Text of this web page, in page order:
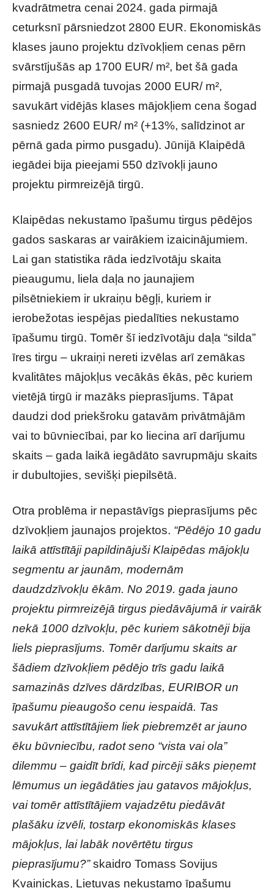
kvadrātmetra cenai 2024. gada pirmajā
ceturksnī pārsniedzot 2800 EUR. Ekonomiskās
klases jauno projektu dzīvokļiem cenas pērn
svārstījušās ap 1700 EUR/ m², bet šā gada
pirmajā pusgadā tuvojas 2000 EUR/ m²,
savukārt vidējās klases mājokļiem cena šogad
sasniedz 2600 EUR/ m² (+13%, salīdzinot ar
pērnā gada pirmo pusgadu). Jūnijā Klaipēdā
iegādei bija pieejami 550 dzīvokļi jauno
projektu pirmreizējā tirgū.
Klaipēdas nekustamo īpašumu tirgus pēdējos
gados saskaras ar vairākiem izaicinājumiem.
Lai gan statistika rāda iedzīvotāju skaita
pieaugumu, liela daļa no jaunajiem
pilsētniekiem ir ukraiņu bēgļi, kuriem ir
ierobežotas iespējas piedalīties nekustamo
īpašumu tirgū. Tomēr šī iedzīvotāju daļa “silda”
īres tirgu – ukraiņi nereti izvēlas arī zemākas
kvalitātes mājokļus vecākās ēkās, pēc kuriem
vietējā tirgū ir mazāks pieprasījums. Tāpat
daudzi dod priekšroku gatavām privātmājām
vai to būvniecībai, par ko liecina arī darījumu
skaits – gada laikā iegādāto savrupmāju skaits
ir dubultojies, sevišķi piepilsētā.
Otra problēma ir nepastāvīgs pieprasījums pēc
dzīvokļiem jaunajos projektos. “Pēdējo 10 gadu
laikā attīstītāji papildinājuši Klaipēdas mājokļu
segmentu ar jaunām, modernām
daudzdzīvokļu ēkām. No 2019. gada jauno
projektu pirmreizējā tirgus piedāvājumā ir vairāk
nekā 1000 dzīvokļu, pēc kuriem sākotnēji bija
liels pieprasījums. Tomēr darījumu skaits ar
šādiem dzīvokļiem pēdējo trīs gadu laikā
samazinās dzīves dārdzības, EURIBOR un
īpašumu pieaugošo cenu iespaidā. Tas
savukārt attīstītājiem liek piebremzēt ar jauno
ēku būvniecību, radot seno “vista vai ola”
dilemmu – gaidīt brīdi, kad pircēji sāks pieņemt
lēmumus un iegādāties jau gatavos mājokļus,
vai tomēr attīstītājiem vajadzētu piedāvāt
plašāku izvēli, tostarp ekonomiskās klases
mājokļus, lai labāk novērtētu tirgus
pieprasījumu?”skaidro Tomass Sovijus
Kvainickas, Lietuvas nekustamo īpašumu